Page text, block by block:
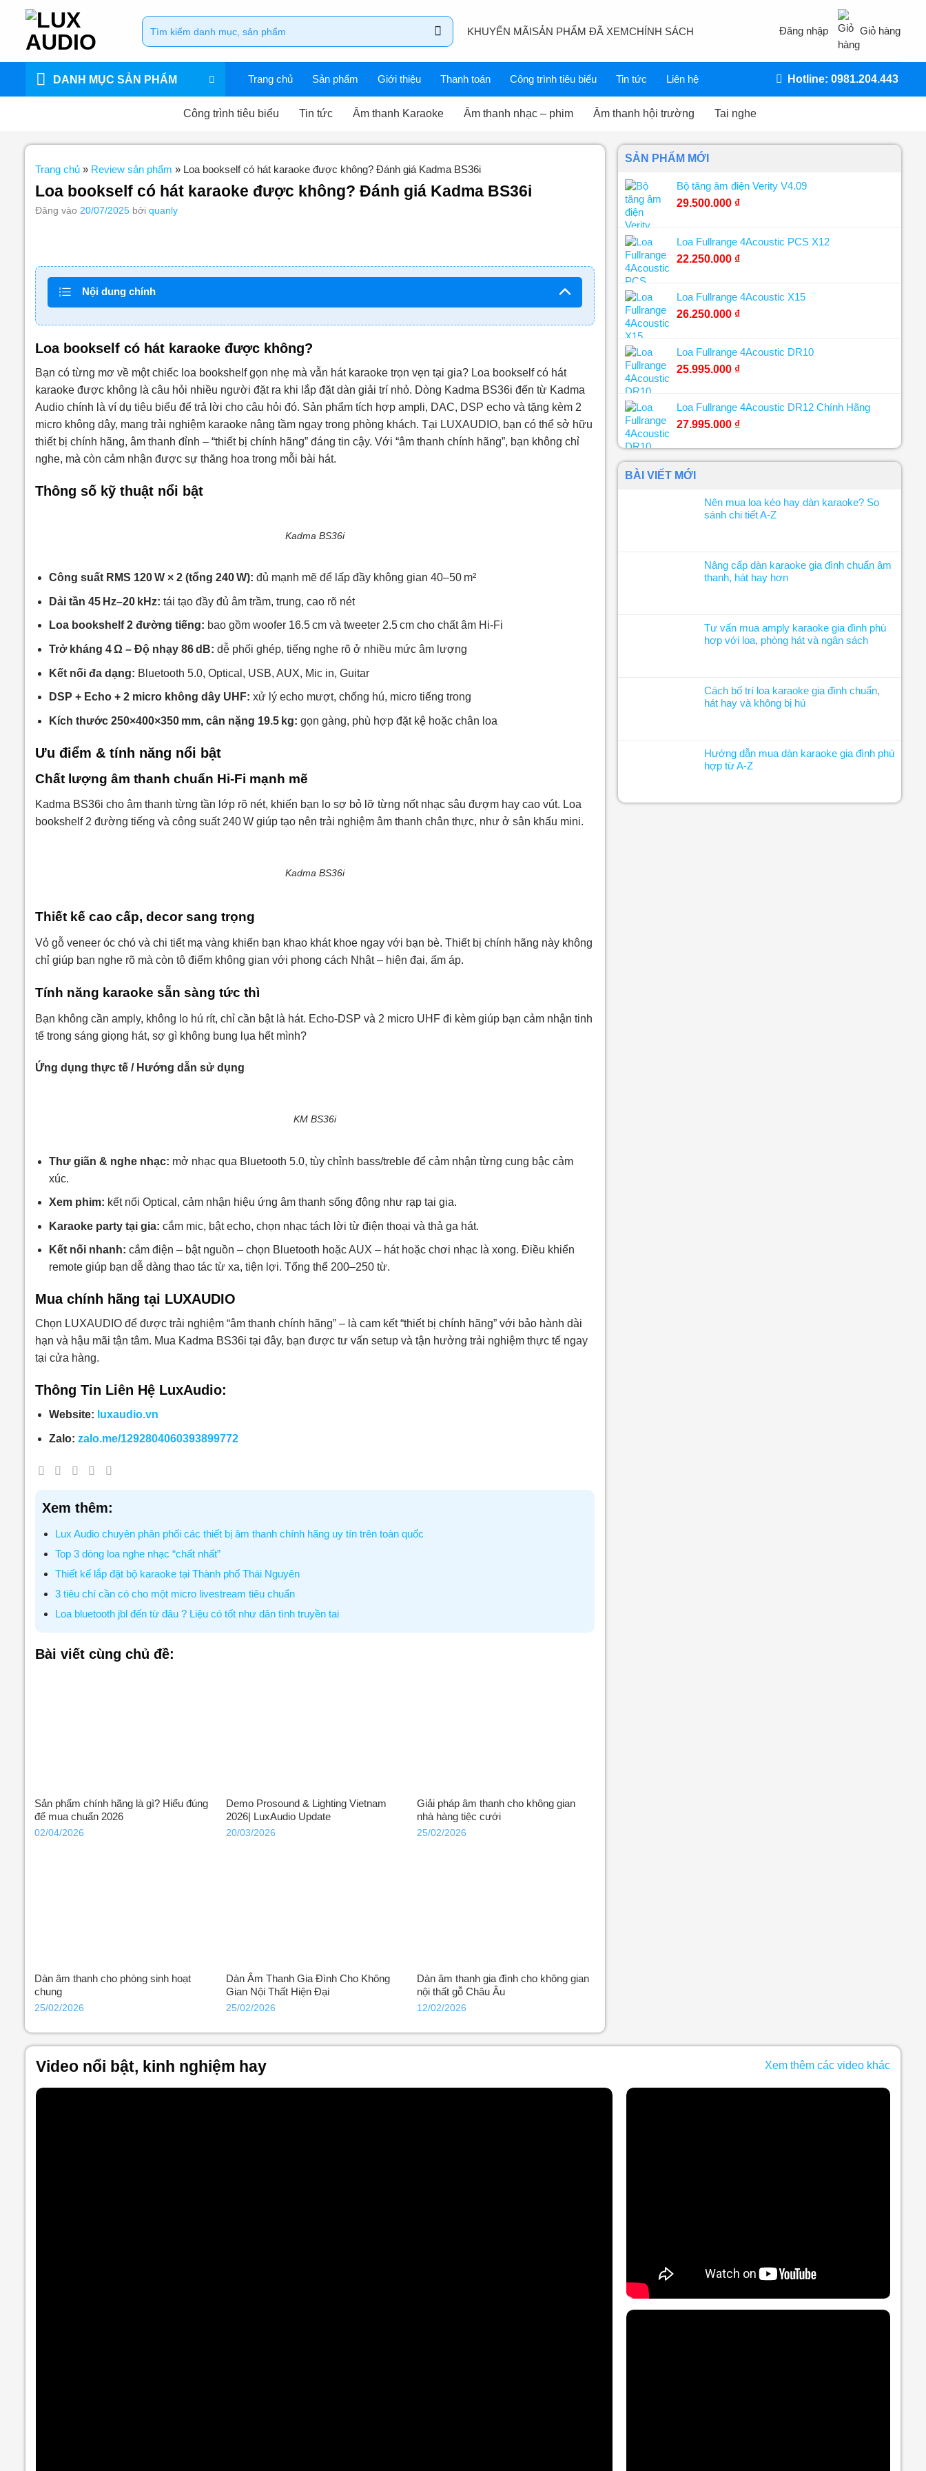
dung
Tìm
kiếm:
KHUYẾN MÃISẢN PHẨM ĐÃ XEMCHÍNH SÁCH Đăng nhập Giỏ hàng
DANH MỤC SẢN PHẨM Trang chủ Sản phẩm Giới thiệu Thanh toán Công trình tiêu biểu Tin tức Liên hệ Hotline: 0981.204.443
Công trình tiêu biểu Tin tức Âm thanh Karaoke Âm thanh nhạc – phim Âm thanh hội trường Tai nghe
Trang chủ» Review sản phẩm » Loa bookself có hát karaoke được không? Đánh giá Kadma BS36i
Loa bookself có hát karaoke được không? Đánh giá Kadma BS36i
Đăng vào 20/07/2025 bởi quanly
Nội dung chính
Loa bookself có hát karaoke được không?
Bạn có từng mơ về một chiếc loa bookshelf gọn nhẹ mà vẫn hát karaoke trọn vẹn tại gia? Loa bookself có hát
karaoke được không là câu hỏi nhiều người đặt ra khi lắp đặt dàn giải trí nhỏ. Dòng Kadma BS36i đến từ Kadma
Audio chính là ví dụ tiêu biểu để trả lời cho câu hỏi đó. Sản phẩm tích hợp ampli, DAC, DSP echo và tặng kèm 2
micro không dây, mang trải nghiệm karaoke nâng tầm ngay trong phòng khách. Tại LUXAUDIO, bạn có thể sở hữu
thiết bị chính hãng, âm thanh đỉnh – “thiết bị chính hãng” đáng tin cậy. Với “âm thanh chính hãng”, bạn không chỉ
nghe, mà còn cảm nhận được sự thăng hoa trong mỗi bài hát.
Thông số kỹ thuật nổi bật
Kadma BS36i
Công suất RMS 120 W × 2 (tổng 240 W): đủ mạnh mẽ để lấp đầy không gian 40–50 m²
Dải tần 45 Hz–20 kHz: tái tạo đầy đủ âm trầm, trung, cao rõ nét
Loa bookshelf 2 đường tiếng: bao gồm woofer 16.5 cm và tweeter 2.5 cm cho chất âm Hi‑Fi
Trở kháng 4 Ω – Độ nhạy 86 dB: dễ phối ghép, tiếng nghe rõ ở nhiều mức âm lượng
Kết nối đa dạng: Bluetooth 5.0, Optical, USB, AUX, Mic in, Guitar
DSP + Echo + 2 micro không dây UHF: xử lý echo mượt, chống hú, micro tiếng trong
Kích thước 250×400×350 mm, cân nặng 19.5 kg: gọn gàng, phù hợp đặt kệ hoặc chân loa
Ưu điểm & tính năng nổi bật
Chất lượng âm thanh chuẩn Hi‑Fi mạnh mẽ
Kadma BS36i cho âm thanh từng tần lớp rõ nét, khiến bạn lo sợ bỏ lỡ từng nốt nhạc sâu đượm hay cao vút. Loa
bookshelf 2 đường tiếng và công suất 240 W giúp tạo nên trải nghiệm âm thanh chân thực, như ở sân khấu mini.
Kadma BS36i
Thiết kế cao cấp, decor sang trọng
Vỏ gỗ veneer óc chó và chi tiết mạ vàng khiến bạn khao khát khoe ngay với bạn bè. Thiết bị chính hãng này không
chỉ giúp bạn nghe rõ mà còn tô điểm không gian với phong cách Nhật – hiện đại, ấm áp.
Tính năng karaoke sẵn sàng tức thì
Bạn không cần amply, không lo hú rít, chỉ cần bật là hát. Echo‑DSP và 2 micro UHF đi kèm giúp bạn cảm nhận tinh
tế trong sáng giọng hát, sợ gì không bung lụa hết mình?
Ứng dụng thực tế / Hướng dẫn sử dụng
KM BS36i
Thư giãn & nghe nhạc: mở nhạc qua Bluetooth 5.0, tùy chỉnh bass/treble để cảm nhận từng cung bậc cảm
xúc.
Xem phim: kết nối Optical, cảm nhận hiệu ứng âm thanh sống động như rạp tại gia.
Karaoke party tại gia: cắm mic, bật echo, chọn nhạc tách lời từ điện thoại và thả ga hát.
Kết nối nhanh: cắm điện – bật nguồn – chọn Bluetooth hoặc AUX – hát hoặc chơi nhạc là xong. Điều khiển
remote giúp bạn dễ dàng thao tác từ xa, tiện lợi. Tổng thể 200–250 từ.
Mua chính hãng tại LUXAUDIO
Chọn LUXAUDIO để được trải nghiệm “âm thanh chính hãng” – là cam kết “thiết bị chính hãng” với bảo hành dài
hạn và hậu mãi tận tâm. Mua Kadma BS36i tại đây, bạn được tư vấn setup và tận hưởng trải nghiệm thực tế ngay
tại cửa hàng.
Thông Tin Liên Hệ LuxAudio:
Website: luxaudio.vn
Zalo:zalo.me/1292804060393899772
Xem thêm:
Lux Audio chuyên phân phối các thiết bị âm thanh chính hãng uy tín trên toàn quốc
Top 3 dòng loa nghe nhạc “chất nhất”
Thiết kế lắp đặt bộ karaoke tại Thành phố Thái Nguyên
3 tiêu chí cần có cho một micro livestream tiêu chuẩn
Loa bluetooth jbl đến từ đâu ? Liệu có tốt như dân tình truyền tai
Bài viết cùng chủ đề:
Sản phẩm chính hãng là gì? Hiểu đúng
để mua chuẩn 2026
02/04/2026
Demo Prosound & Lighting Vietnam
2026| LuxAudio Update
20/03/2026
Giải pháp âm thanh cho không gian
nhà hàng tiệc cưới
25/02/2026
Dàn âm thanh cho phòng sinh hoạt
chung
25/02/2026
Dàn Âm Thanh Gia Đình Cho Không
Gian Nội Thất Hiện Đại
25/02/2026
Dàn âm thanh gia đình cho không gian
nội thất gỗ Châu Âu
12/02/2026
SẢN PHẨM MỚI
Bộ tăng âm điện Verity V4.09
29.500.000 ₫
Loa Fullrange 4Acoustic PCS X12
22.250.000 ₫
Loa Fullrange 4Acoustic X15
26.250.000 ₫
Loa Fullrange 4Acoustic DR10
25.995.000 ₫
Loa Fullrange 4Acoustic DR12 Chính Hãng
27.995.000 ₫
BÀI VIẾT MỚI
Nên mua loa kéo hay dàn karaoke? So
sánh chi tiết A-Z
Nâng cấp dàn karaoke gia đình chuẩn âm
thanh, hát hay hơn
Tư vấn mua amply karaoke gia đình phù
hợp với loa, phòng hát và ngân sách
Cách bố trí loa karaoke gia đình chuẩn,
hát hay và không bị hú
Hướng dẫn mua dàn karaoke gia đình phù
hợp từ A-Z
Video nổi bật, kinh nghiệm hay Xem thêm các video khác